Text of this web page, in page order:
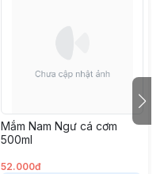
Mắm Nam Ngư cá cơm
500ml
52.000đ